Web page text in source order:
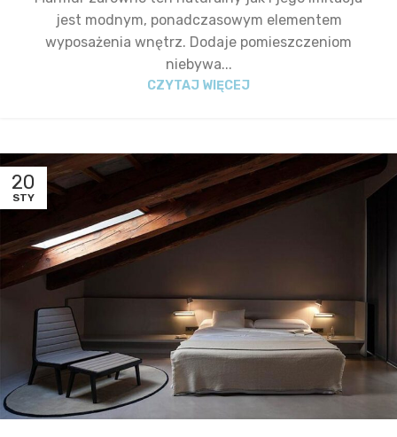
jest modnym, ponadczasowym elementem
wyposażenia wnętrz. Dodaje pomieszczeniom
niebywa...
CZYTAJ WIĘCEJ
20
STY